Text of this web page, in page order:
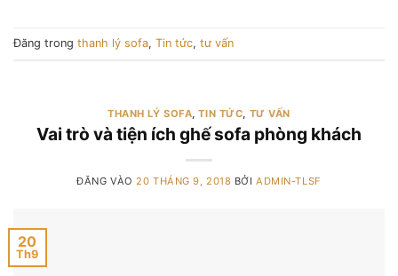
Đăng trong thanh lý sofa, Tin tức, tư vấn
THANH LÝ SOFA ,TIN TỨC TƯ VẤN
Vai trò và tiện ích ghế sofa phòng khách
ĐĂNG VÀO20 THÁNG 9, 2018 BỞIADMIN-TLSF
20
Th9